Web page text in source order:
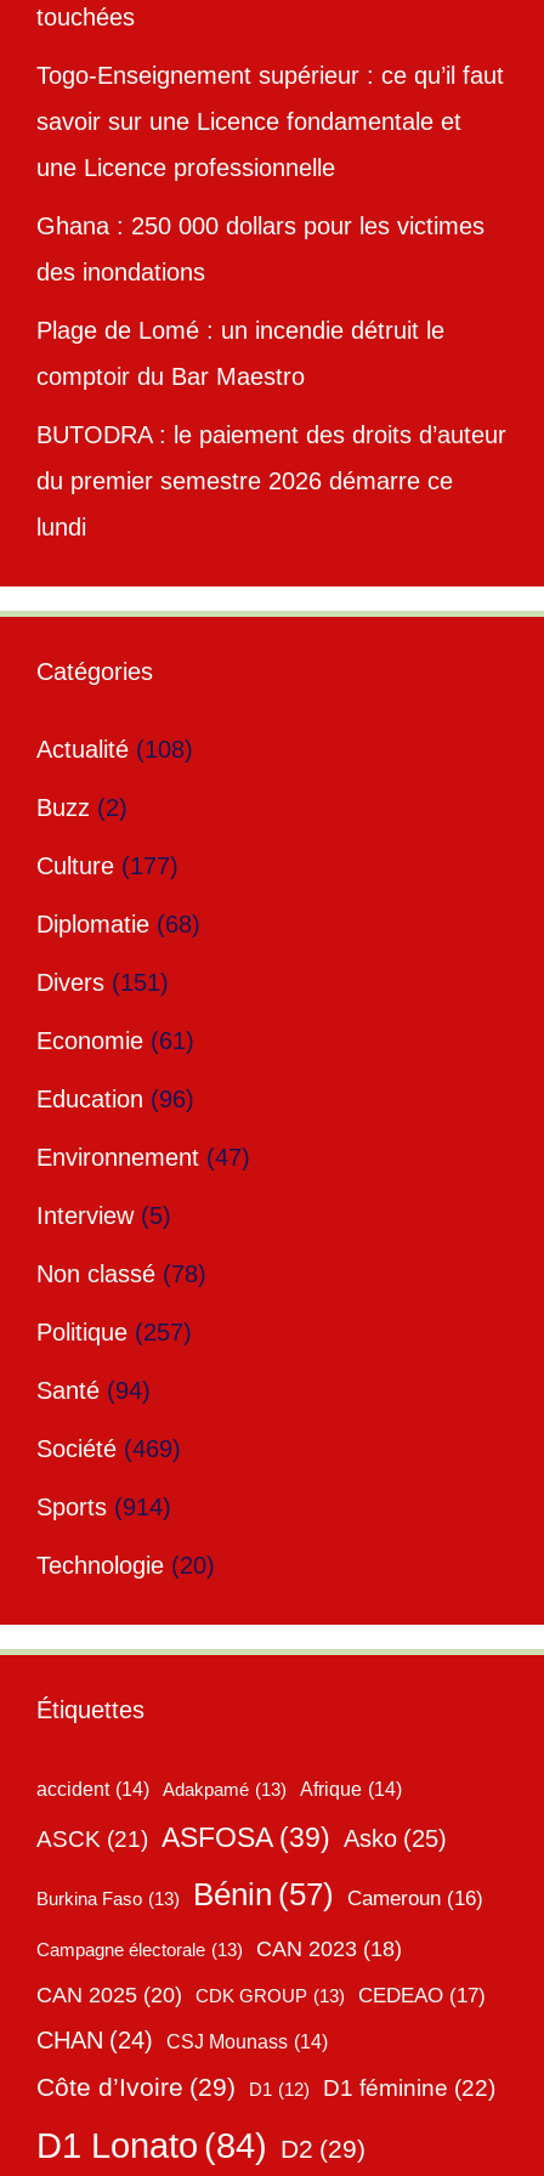
touchées
Togo-Enseignement supérieur : ce qu’il faut
savoir sur une Licence fondamentale et
une Licence professionnelle
Ghana : 250 000 dollars pour les victimes
des inondations
Plage de Lomé : un incendie détruit le
comptoir du Bar Maestro
BUTODRA : le paiement des droits d’auteur
du premier semestre 2026 démarre ce
lundi
Catégories
Actualité (108)
Buzz (2)
Culture (177)
Diplomatie (68)
Divers (151)
Economie (61)
Education (96)
Environnement (47)
Interview(5)
Non classé (78)
Politique (257)
Santé (94)
Société (469)
Sports (914)
Technologie (20)
Étiquettes
accident (14) Adakpamé (13) Afrique (14)
ASCK (21) ASFOSA (39) Asko (25)
Burkina Faso (13) Bénin (57) Cameroun (16)
Campagne électorale (13) CAN 2023 (18)
CAN 2025 (20) CDK GROUP (13) CEDEAO (17)
CHAN (24) CSJ Mounass (14)
Côte d’Ivoire (29) D1 (12) D1 féminine (22)
D1 Lonato (84) D2 (29)